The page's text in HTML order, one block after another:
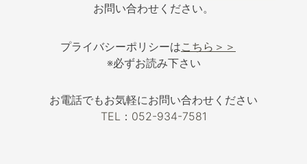
お問い合わせください。
プライバシーポリシーはこちら＞＞
※必ずお読み下さい
お電話でもお気軽にお問い合わせください
TEL：052-934-7581